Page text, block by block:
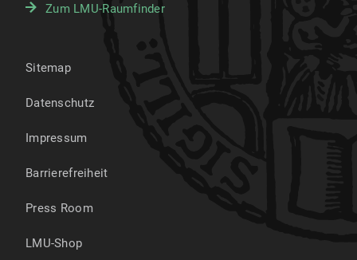
Zum LMU-Raumfinder
Sitemap
Datenschutz
Impressum
Barrierefreiheit
Press Room
LMU-Shop